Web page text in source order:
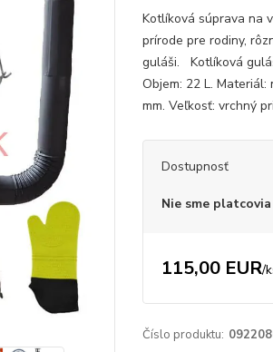
Kotlíková súprava na
prírode pre rodiny,
guláši. Kotlíková
Objem: 22 L.
mm. Veľkosť: vrchný
Dostupnosť
Nie sme platcovia
115,00 EUR/
Číslo produktu: